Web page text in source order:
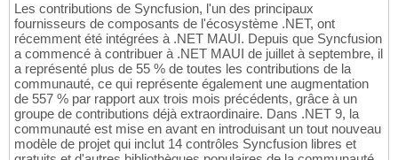
Les contributions de Syncfusion, l'un des principaux
fournisseurs de composants de l'écosystème .NET, ont
récemment été intégrées à .NET MAUI. Depuis que Syncfusion
a commencé à contribuer à .NET MAUI de juillet à septembre, il
a représenté plus de 55 % de toutes les contributions de la
communauté, ce qui représente également une augmentation
de 557 % par rapport aux trois mois précédents, grâce à un
groupe de contributions déjà extraordinaire. Dans .NET 9, la
communauté est mise en avant en introduisant un tout nouveau
modèle de projet qui inclut 14 contrôles Syncfusion libres et